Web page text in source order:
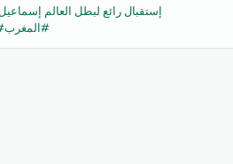
إستقبال رائع لبطل العالم